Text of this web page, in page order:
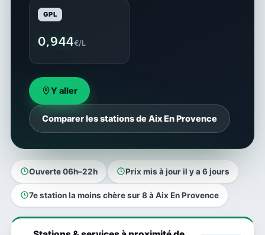
GPL
0,944€/L
Y aller
Comparer les stations de Aix En Provence
Ouverte 06h–22h Prix mis à jour il y a 6 jours
7e station la moins chère sur 8 à Aix En Provence